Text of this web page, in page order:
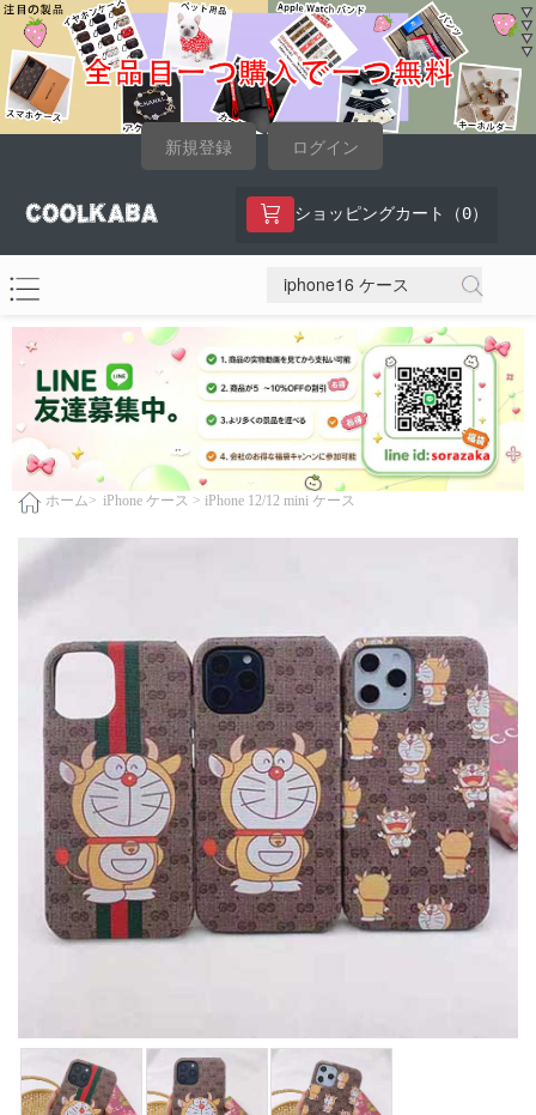
新規登録 ログイン
ショッピングカート（ 0）
ホーム> iPhone ケース > iPhone 12/12 mini ケース